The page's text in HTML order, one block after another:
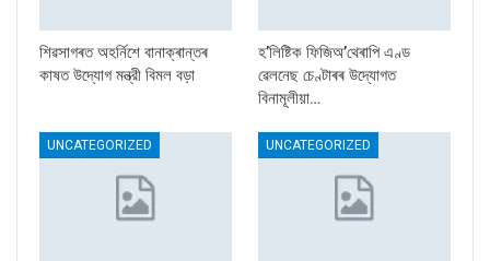
শিৱসাগৰত অহৰ্নিশে বানাক্ৰান্তৰ
কাষত উদ্যোগ মন্ত্রী বিমল বড়া
হ’লিষ্টিক ফিজিঅ’থেৰাপি এণ্ড
ৱেলনেছ চেণ্টাৰৰ উদ্যোগত
বিনামূলীয়া…
UNCATEGORIZED UNCATEGORIZED